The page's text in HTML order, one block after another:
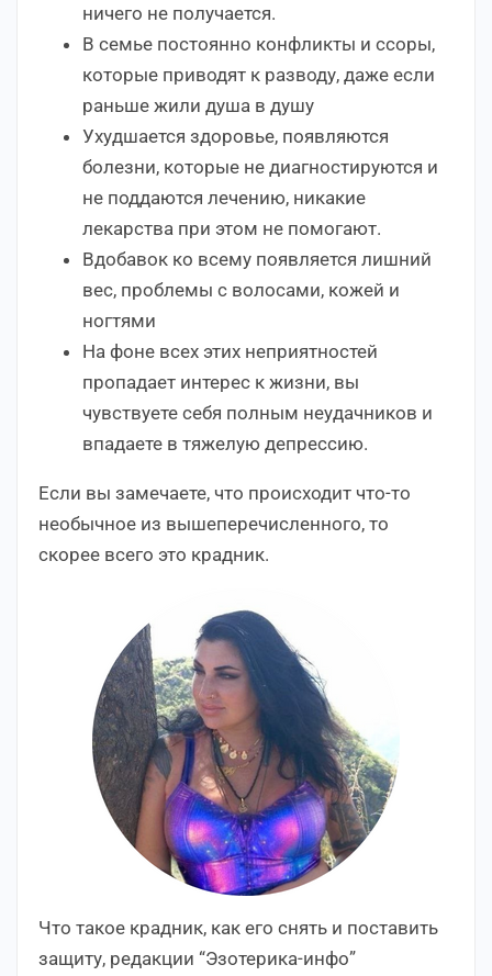
ничего не получается.
В семье постоянно конфликты и ссоры,
которые приводят к разводу, даже если
раньше жили душа в душу
Ухудшается здоровье, появляются
болезни, которые не диагностируются и
не поддаются лечению, никакие
лекарства при этом не помогают.
Вдобавок ко всему появляется лишний
вес, проблемы с волосами, кожей и
ногтями
На фоне всех этих неприятностей
пропадает интерес к жизни, вы
чувствуете себя полным неудачников и
впадаете в тяжелую депрессию.
Если вы замечаете, что происходит что-то
необычное из вышеперечисленного, то
скорее всего это крадник.
Что такое крадник, как его снять и поставить
защиту, редакции “Эзотерика-инфо”